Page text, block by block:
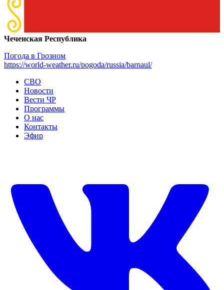
Чеченская Республика
Погода в Грозном
https://world-weather.ru/pogoda/russia/barnaul/
СВО
Новости
Вести ЧР
Программы
О нас
Контакты
Эфир